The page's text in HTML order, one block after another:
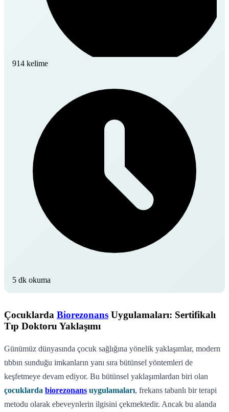
914 kelime
5 dk okuma
Çocuklarda Biorezonans Uygulamaları: Sertifikalı
Tıp Doktoru Yaklaşımı
Günümüz dünyasında çocuk sağlığına yönelik yaklaşımlar, modern
tıbbın sunduğu imkanların yanı sıra bütünsel yöntemleri de
keşfetmeye devam ediyor. Bu bütünsel yaklaşımlardan biri olan
çocuklarda biorezonans uygulamaları, frekans tabanlı bir terapi
metodu olarak ebeveynlerin ilgisini çekmektedir. Ancak bu alanda